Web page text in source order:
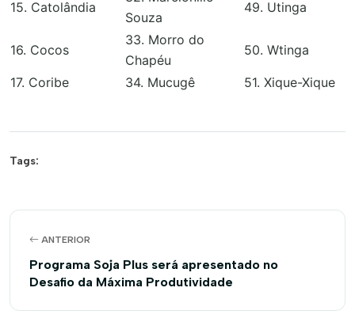
15. Catolândia
Souza
49. Utinga
16. Cocos
33. Morro do
Chapéu
50. Wtinga
17. Coribe 34. Mucugê 51. Xique-Xique
Tags:
ANTERIOR
Programa Soja Plus será apresentado no
Desafio da Máxima Produtividade